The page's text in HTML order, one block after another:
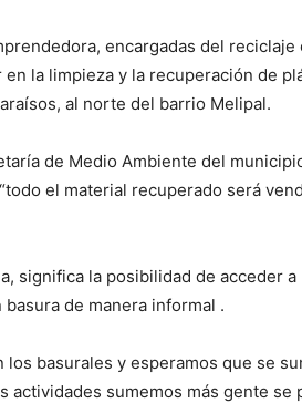
encargadas del reciclaje
la limpieza y la recuperación de
al norte del barrio Melipal.
de Medio Ambiente del
el material recuperado será
significa la posibilidad de acceder a
de manera informal .
basurales y esperamos que se
actividades sumemos más gente se